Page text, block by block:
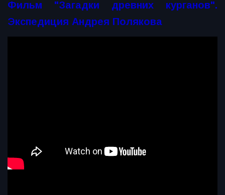
Фильм "Загадки древних курганов".
Экспедиция Андрея Полякова